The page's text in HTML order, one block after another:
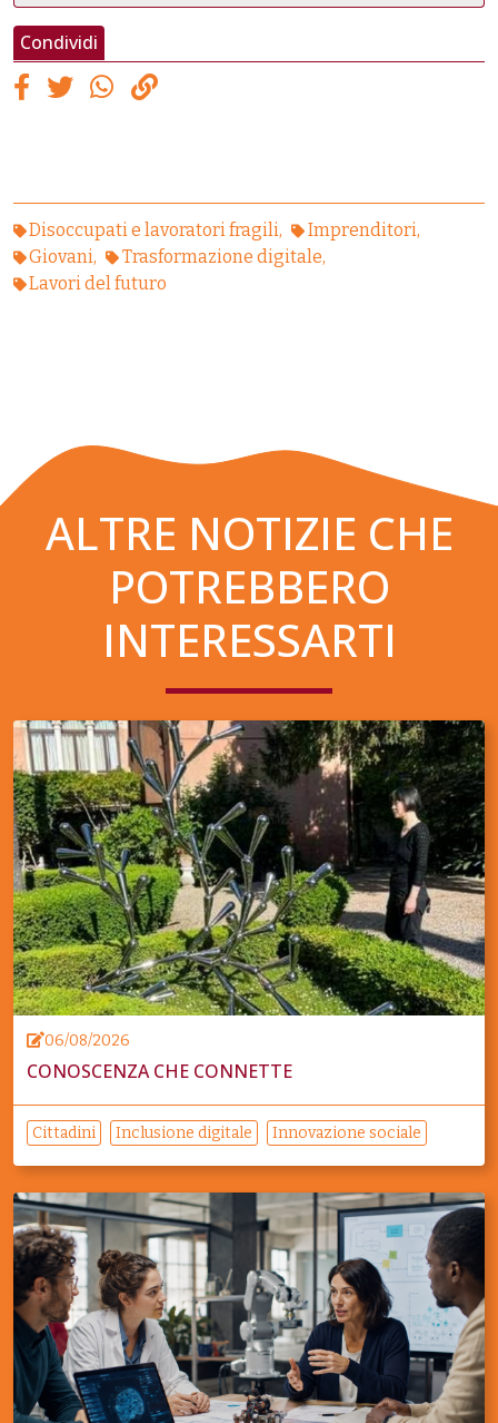
Condividi
Disoccupati e lavoratori fragili
Imprenditori
Giovani
Trasformazione digitale
Lavori del futuro
ALTRE NOTIZIE CHE
POTREBBERO
INTERESSARTI
06/08/2026
CONOSCENZA CHE CONNETTE
Cittadini Inclusione digitale Innovazione sociale